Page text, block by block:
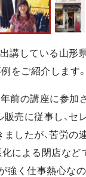
講している山形
をご紹介します。
前の講座に参加
売に従事し、セ
したが、苦労の
による閉店など
強く仕事熱心な